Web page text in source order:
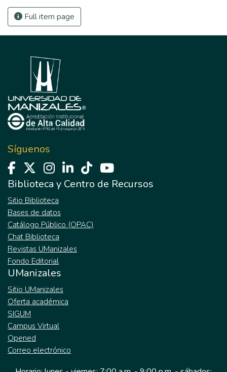
Full item page
Síguenos
Biblioteca y Centro de Recursos
Sitio Biblioteca
Bases de datos
Catálogo Público (OPAC)
Chat Biblioteca
Revistas UManizales
Fondo Editorial
UManizales
Sitio UManizales
Oferta académica
SIGUM
Campus Virtual
Opened
Correo electrónico